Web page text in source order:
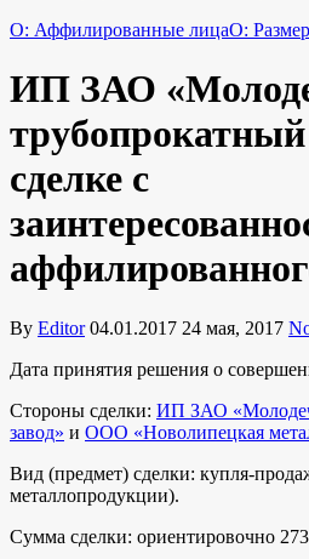
O: Аффилированные лицаO:
ИП ЗАО
трубопрокатный
сделке с
By Editor 04.01.2017 24 мая, 2017
Дата принятия решения о
Стороны сделки: ИП ЗАО
завод» и ООО «Новолипецкая
Вид (предмет) сделки: купля-
металлопродукции).
Сумма сделки: ориентировочно